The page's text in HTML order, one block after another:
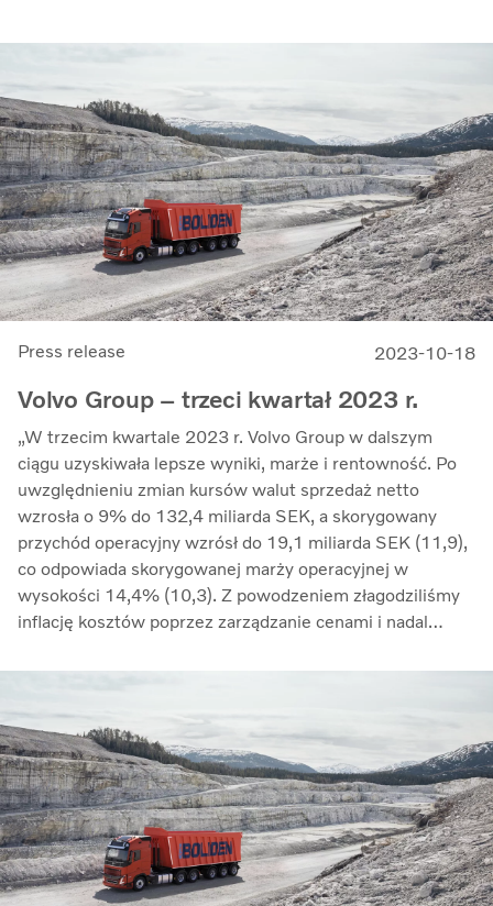
Press release 2023-10-18
Volvo Group – trzeci kwartał 2023 r.
„W trzecim kwartale 2023 r. Volvo Group w dalszym
ciągu uzyskiwała lepsze wyniki, marże i rentowność. Po
uwzględnieniu zmian kursów walut sprzedaż netto
wzrosła o 9% do 132,4 miliarda SEK, a skorygowany
przychód operacyjny wzrósł do 19,1 miliarda SEK (11,9),
co odpowiada skorygowanej marży operacyjnej w
wysokości 14,4% (10,3). Z powodzeniem złagodziliśmy
inflację kosztów poprzez zarządzanie cenami i nadal
Zwrot z zaangażowanego kapitału wzrósł do 33,7%
generalny.